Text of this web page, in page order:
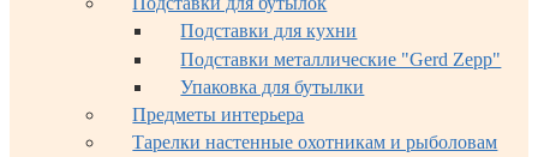
Подставки для кухни
Подставки металлические "Gerd Zepp"
Упаковка для бутылки
Предметы интерьера
Тарелки настенные охотникам и рыболовам